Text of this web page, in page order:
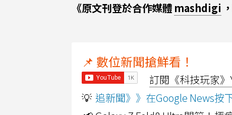
《原文刊登於合作媒體 mashdigi
📌 數位新聞搶鮮看！
訂閱《科技玩家》
💡 追新聞》》在Google News按